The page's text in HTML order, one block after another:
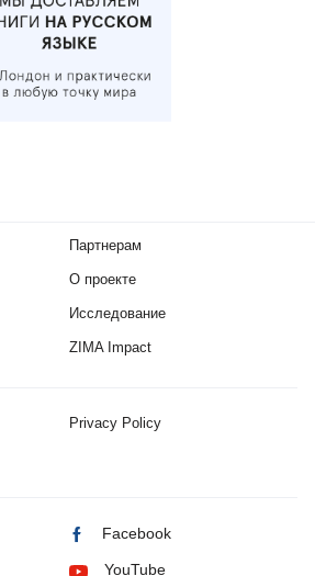
Партнерам
О проекте
Исследование
ZIMA Impact
Privacy Policy
Facebook
YouTube